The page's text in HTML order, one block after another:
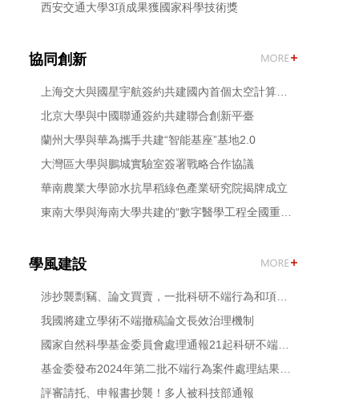
西安交通大學3項成果獲國家科學技術獎
協同創新
北京大學與中國聯通簽約共建聯合創新平臺
蘭州大學與華為攜手共建“智能基座”基地2.0
大灣區大學與鵬城實驗室簽署戰略合作協議
華南農業大學節水抗旱稻綠色產業研究院揭牌成立
學風建設
我國將建立學術不端撤稿論文長效治理機制
評審請托、申報書抄襲！多人被科技部通報